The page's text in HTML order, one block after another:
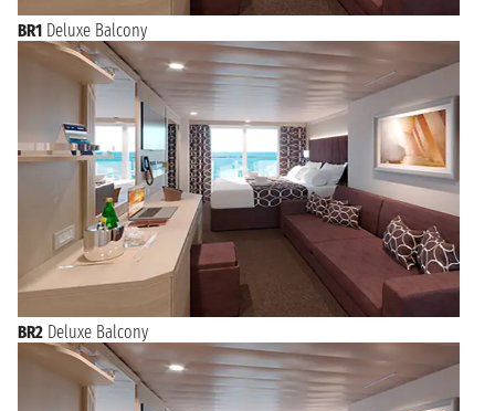
BR1 Deluxe Balcony
BR2 Deluxe Balcony